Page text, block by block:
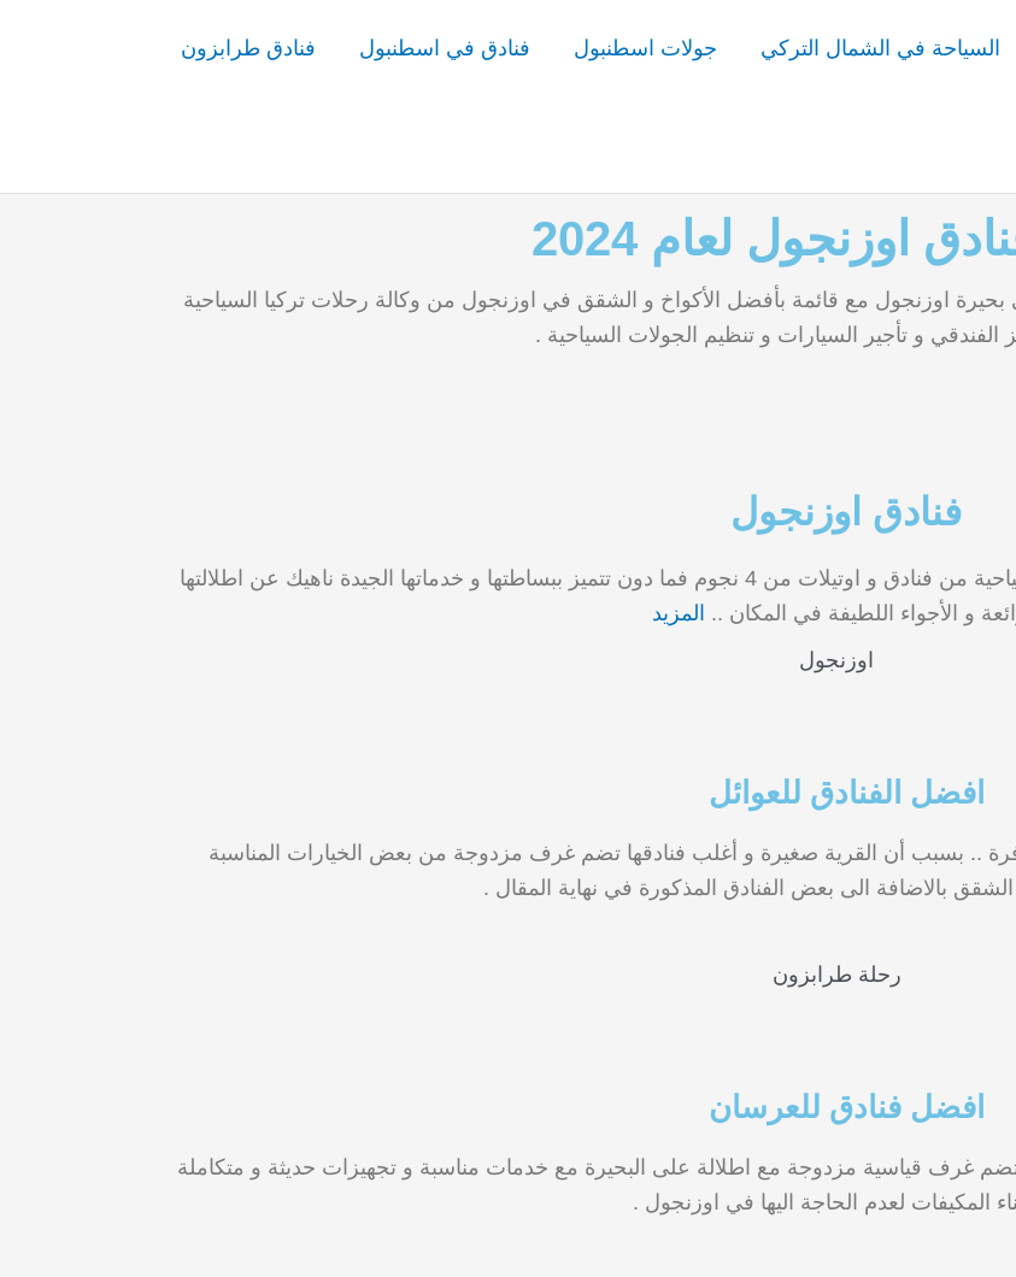
السياحة في الشمال التركي جولات اسطنبول فنادق في اسطنبول فنادق طرابزون
اوزنجول لعام 2024
اوزنجول مع قائمة بأفضل الأكواخ و الشقق في اوزنجول من وكالة رحلات تركيا السياحية
و تأجير السيارات و تنظيم الجولات السياحية .
فنادق اوزنجول
هناك العديد من الخيارات المتوفرة في قرية اوزنجول السياحية من فنادق و اوتيلات من 4 نجوم فما دون تتميز ببساطتها و خدماتها الجيدة ناهيك عن اطلالتها
و الأجواء اللطيفة في المكان .. المزيد
افضل الفنادق للعوائل
.. بسبب أن القرية صغيرة و أغلب فنادقها تضم غرف مزدوجة من بعض الخيارات المناسبة
الشقق بالاضافة الى بعض الفنادق المذكورة في نهاية المقال .
افضل فنادق للعرسان
تضم غرف قياسية مزدوجة مع اطلالة على البحيرة مع خدمات مناسبة و تجهيزات حديثة و متكاملة
المكيفات لعدم الحاجة اليها في اوزنجول .